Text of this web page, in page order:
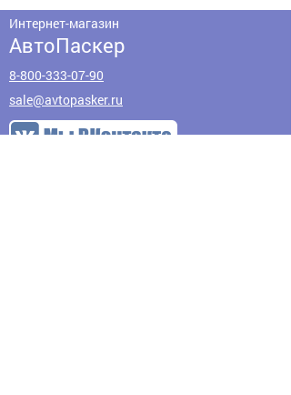
Интернет-магазин
АвтоПаскер
8-800-333-07-90
sale@avtopasker.ru